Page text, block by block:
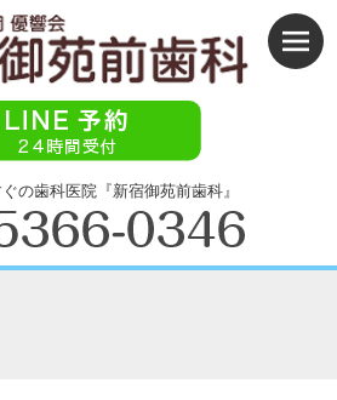
の歯科医院『新宿御苑前歯科』